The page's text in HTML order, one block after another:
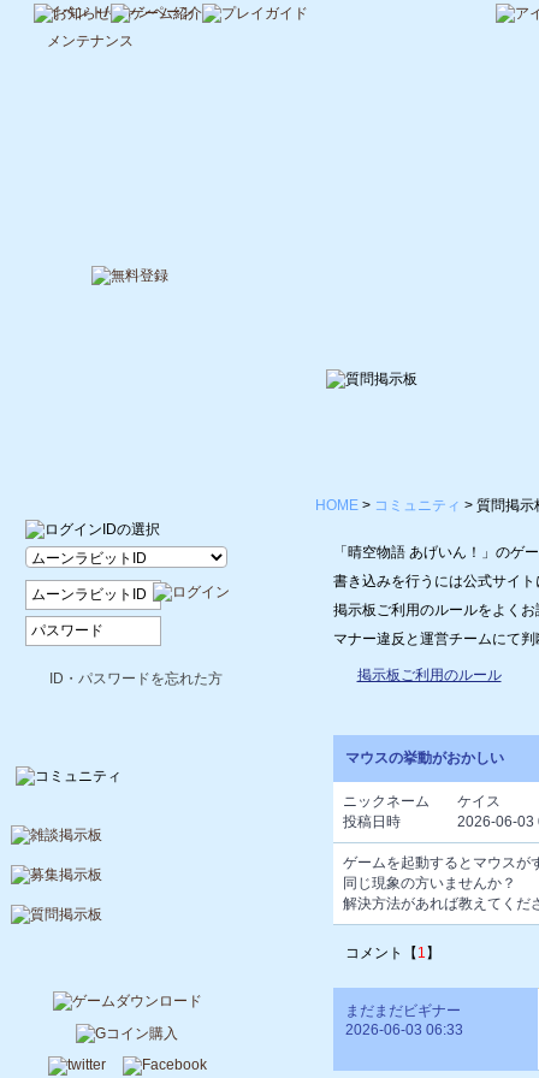
イベント/キャンペーン
メンテナンス
HOME > コミュニティ > 質問掲示
「晴空物語 あげいん！」のゲ
書き込みを行うには公式サイ
掲示板ご利用のルールをよく
マナー違反と運営チームにて
掲示板ご利用のルール
マウスの挙動がおかしい
ニックネーム
ケイス
投稿日時
2026-06-03
ゲームを起動するとマウスが
同じ現象の方いませんか？
解決方法があれば教えてくだ
コメント【 1 】
まだまだビギナー
2026-06-03 06:33
ID・パスワードを忘れた方